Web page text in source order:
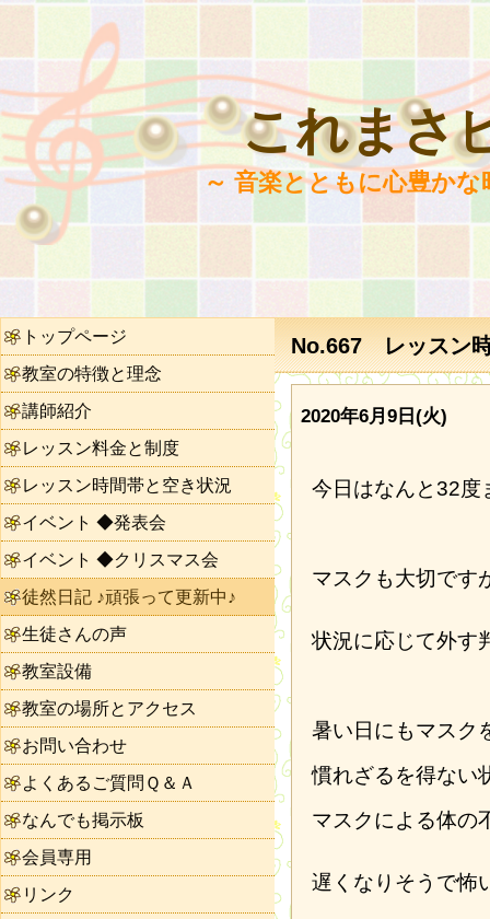
これまさ
～ 音楽とともに心豊か
No.667 レッスン
2020年6月9日(火)
今日はなんと32度
マスクも大切です
状況に応じて外す
暑い日にもマスク
慣れざるを得ない
マスクによる体の
遅くなりそうで怖
トップページ
教室の特徴と理念
講師紹介
レッスン料金と制度
レッスン時間帯と空き状況
イベント ◆発表会
イベント ◆クリスマス会
徒然日記 ♪頑張って更新中♪
生徒さんの声
教室設備
教室の場所とアクセス
お問い合わせ
よくあるご質問Ｑ＆Ａ
なんでも掲示板
会員専用
リンク